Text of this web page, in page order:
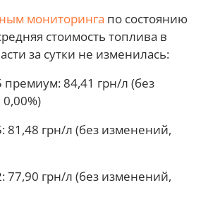
мониторинга по состоянию
стоимость топлива в
за сутки не изменилась:
премиум: 84,41 грн/л (без
81,48 грн/л (без изменений,
77,90 грн/л (без изменений,